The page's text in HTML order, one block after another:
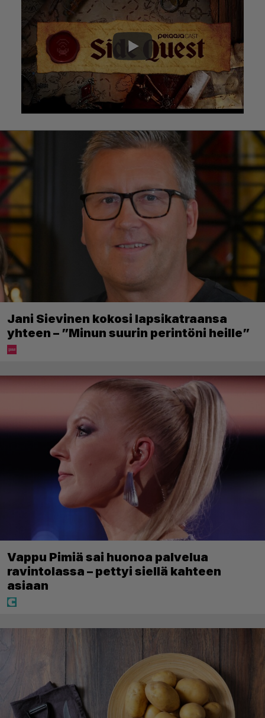
Jani Sievinen kokosi lapsikatraansa
yhteen – ”Minun suurin perintöni heille”
Vappu Pimiä sai huonoa palvelua
ravintolassa – pettyi siellä kahteen
asiaan